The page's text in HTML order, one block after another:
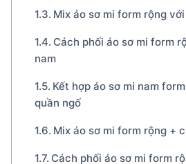
Mix áo sơ mi form rộng
Cách phối áo sơ mi form
nam
Kết hợp áo sơ mi nam
quần ngố
Mix áo sơ mi form rộng +
Cách phối áo sơ mi form